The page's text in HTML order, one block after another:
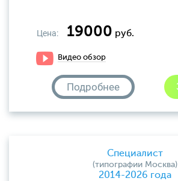
Цена: 19000 руб.
Видео обзор
Подробнее
Специалист
(типографии Москва)
2014-2026 года